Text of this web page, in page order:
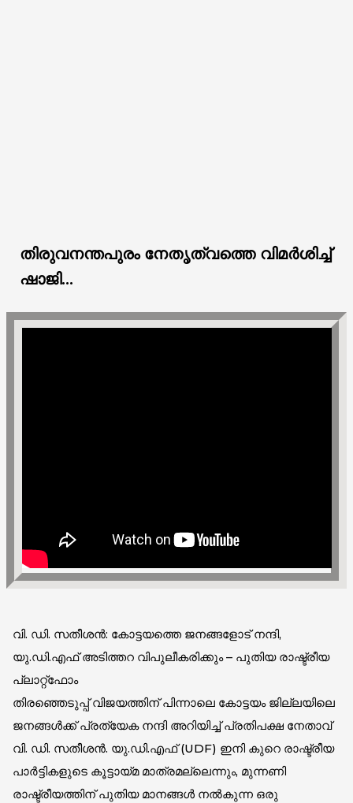
തിരുവനന്തപുരം നേതൃത്വത്തെ വിമർശിച്ച്
ഷാജി...
വി. ഡി. സതീശൻ: കോട്ടയത്തെ ജനങ്ങളോട് നന്ദി,
യു.ഡി.എഫ് അടിത്തറ വിപുലീകരിക്കും – പുതിയ രാഷ്ട്രീയ
പ്ലാറ്റ്‌ഫോം
തിരഞ്ഞെടുപ്പ് വിജയത്തിന് പിന്നാലെ കോട്ടയം ജില്ലയിലെ
ജനങ്ങൾക്ക് പ്രത്യേക നന്ദി അറിയിച്ച് പ്രതിപക്ഷ നേതാവ്
വി. ഡി. സതീശൻ. യു.ഡി.എഫ് (UDF) ഇനി കുറെ രാഷ്ട്രീയ
പാർട്ടികളുടെ കൂട്ടായ്മ മാത്രമല്ലെന്നും, മുന്നണി
രാഷ്ട്രീയത്തിന് പുതിയ മാനങ്ങൾ നൽകുന്ന ഒരു